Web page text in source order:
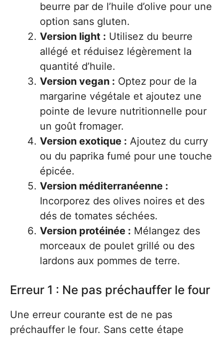
beurre par de l’huile d’olive pour une
option sans gluten.
Version light : Utilisez du beurre
allégé et réduisez légèrement la
quantité d’huile.
Version vegan : Optez pour de la
margarine végétale et ajoutez une
pointe de levure nutritionnelle pour
un goût fromager.
Version exotique : Ajoutez du curry
ou du paprika fumé pour une touche
épicée.
Version méditerranéenne :
Incorporez des olives noires et des
dés de tomates séchées.
Version protéinée : Mélangez des
morceaux de poulet grillé ou des
lardons aux pommes de terre.
Erreur 1 : Ne pas préchauffer le four
Une erreur courante est de ne pas
préchauffer le four. Sans cette étape